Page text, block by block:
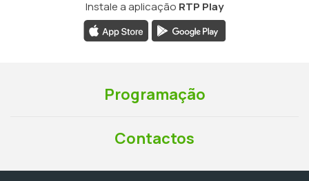
Instale a aplicação RTP Play
Programação
Contactos